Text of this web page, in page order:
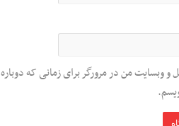
و وبسایت من در مرورگر برای زمانی که دوباره